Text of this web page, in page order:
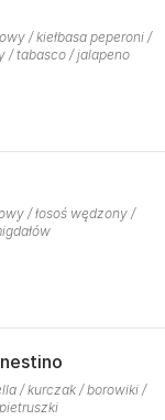
/ kiełbasa peperoni /
/ tabasco / jalapeno
/ łosoś wędzony /
/ kurczak / borowiki /